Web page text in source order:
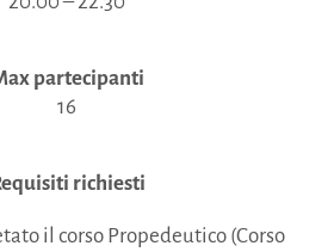
partecipanti
16
richiesti
il corso Propedeutico (Corso